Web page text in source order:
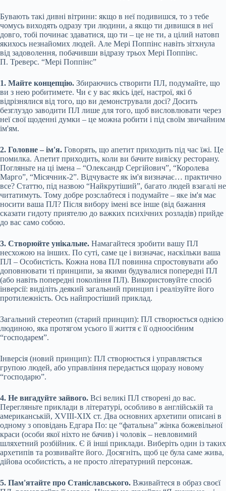
Бувають такі дивні вітрини: якщо в неї подивишся, то з тебе
чомусь виходять одразу три людини, а якщо ти дивишся в неї
довго, тобі починає здаватися, що ти – це не ти, а цілий натовп
якихось незнайомих людей. Але Мері Поппінс навіть зітхнула
від задоволення, побачивши відразу трьох Мері Поппінс.
П. Треверс. “Мері Поппінс”
1. Майте концепцію. Збираючись створити ПЛ, подумайте, що
ви з нею робитимете. Чи є у вас якісь ідеї, настрої, які б
відрізнялися від того, що ви демонстрували досі? Досить
безглуздо заводити ПЛ лише для того, щоб висловлювати через
неї свої щоденні думки – це можна робити і під своїм звичайним
ім'ям.
2. Головне – ім'я. Говорять, що апетит приходить під час їжі. Це
помилка. Апетит приходить, коли ви бачите вивіску ресторану.
Погляньте на ці імена – “Олександр Сергійович”, “Королева
Марго”, “Місячник-2”. Відчуваєте як ім'я визначає… практично
все? Статтю, під назвою “Найкрутіший”, багато людей взагалі не
читатимуть. Тому добре розслабтеся і подумайте – яке ім'я має
носити ваша ПЛ? Після вибору імені все інше (від бажання
сказати гидоту приятелю до важких психічних розладів) прийде
до вас само собою.
3. Створюйте унікальне. Намагайтеся зробити вашу ПЛ
несхожою на інших. По суті, саме це і визначає, наскільки ваша
ПЛ – Особистість. Кожна нова ПЛ повинна спростовувати або
доповнювати ті принципи, за якими будувалися попередні ПЛ
(або навіть попередні покоління ПЛ). Використовуйте спосіб
інверсії: виділіть деякий загальний принцип і реалізуйте його
протилежність. Ось найпростіший приклад.
Загальний стереотип (старий принцип): ПЛ створюється однією
людиною, яка протягом усього її життя є її одноосібним
“господарем”.
Інверсія (новий принцип): ПЛ створюється і управляється
групою людей, або управління передається щоразу новому
“господарю”.
4. Не вигадуйте зайвого. Всі великі ПЛ створені до вас.
Перегляньте приклади в літературі, особливо в англійській та
американській, XVIII-XIX ст. Два основних архетипи описані в
одному з оповідань Едгара По: це “фатальна” жінка божевільної
краси (особи якої ніхто не бачив) і чоловік – невловимий
шляхетний розбійник. Є й інші приклади. Виберіть один із таких
архетипів та розвивайте його. Досягніть, щоб це була саме жива,
дійова особистість, а не просто літературний персонаж.
5. Пам'ятайте про Станіславського. Вживайтеся в образ своєї